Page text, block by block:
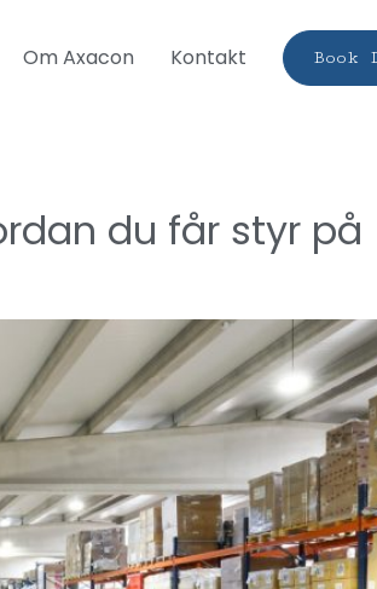
Om Axacon Kontakt Book
du får styr på